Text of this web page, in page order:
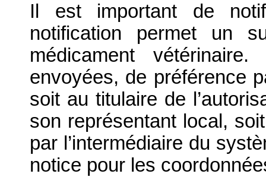
Il est important de
notification permet un
médicament
envoyées, de préférence
soit au titulaire de
son représentant local,
par l’intermédiaire du
notice pour les